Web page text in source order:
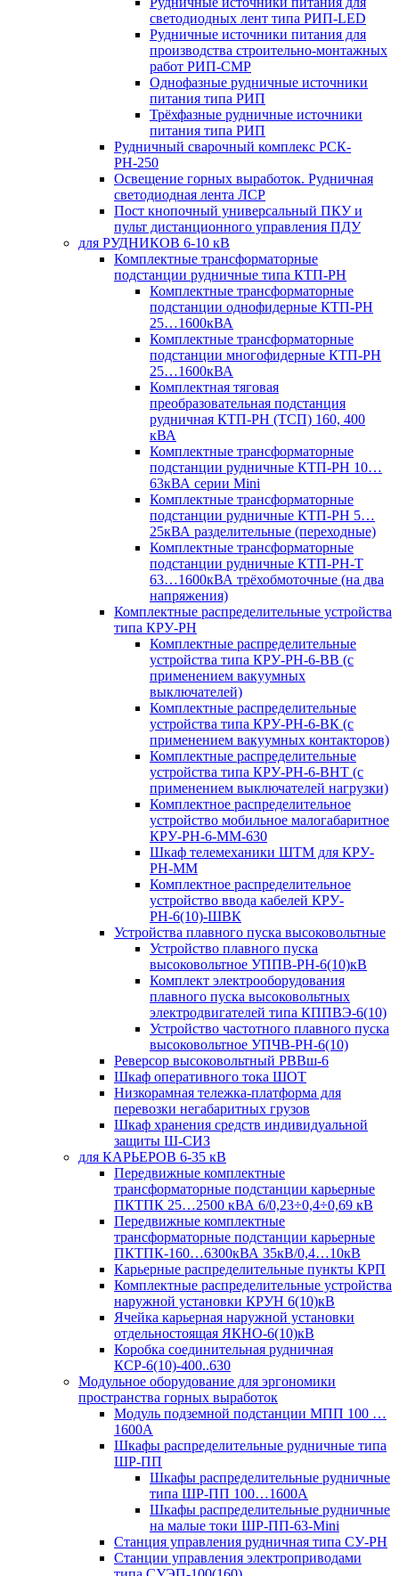
светодиодных лент типа РИП-LED
Рудничные источники питания для
производства строительно-монтажных
работ РИП-СМР
Однофазные рудничные источники
питания типа РИП
Трёхфазные рудничные источники
питания типа РИП
Рудничный сварочный комплекс РСК-
РН-250
Освещение горных выработок. Рудничная
светодиодная лента ЛСР
Пост кнопочный универсальный ПКУ и
пульт дистанционного управления ПДУ
для РУДНИКОВ 6-10 кВ
Комплектные трансформаторные
подстанции рудничные типа КТП-РН
Комплектные трансформаторные
подстанции однофидерные КТП-РН
25…1600кВА
Комплектные трансформаторные
подстанции многофидерные КТП-РН
25…1600кВА
Комплектная тяговая
преобразовательная подстанция
рудничная КТП-РН (ТСП) 160, 400
кВА
Комплектные трансформаторные
подстанции рудничные КТП-РН 10…
63кВА серии Mini
Комплектные трансформаторные
подстанции рудничные КТП-РН 5…
25кВА разделительные (переходные)
Комплектные трансформаторные
подстанции рудничные КТП-РН-Т
63…1600кВА трёхобмоточные (на два
напряжения)
Комплектные распределительные устройства
типа КРУ-РН
Комплектные распределительные
устройства типа КРУ-РН-6-ВВ (с
применением вакуумных
выключателей)
Комплектные распределительные
устройства типа КРУ-РН-6-ВК (с
применением вакуумных контакторов)
Комплектные распределительные
устройства типа КРУ-РН-6-ВНТ (с
применением выключателей нагрузки)
Комплектное распределительное
устройство мобильное малогабаритное
КРУ-РН-6-ММ-630
Шкаф телемеханики ШТМ для КРУ-
РН-ММ
Комплектное распределительное
устройство ввода кабелей КРУ-
РН-6(10)-ШВК
Устройства плавного пуска высоковольтные
Устройство плавного пуска
высоковольтное УППВ-РН-6(10)кВ
Комплект электрооборудования
плавного пуска высоковольтных
электродвигателей типа КППВЭ-6(10)
Устройство частотного плавного пуска
высоковольтное УПЧВ-РН-6(10)
Реверсор высоковольтный РВВш-6
Шкаф оперативного тока ШОТ
Низкорамная тележка-платформа для
перевозки негабаритных грузов
Шкаф хранения средств индивидуальной
защиты Ш-СИЗ
для КАРЬЕРОВ 6-35 кВ
Передвижные комплектные
трансформаторные подстанции карьерные
ПКТПК 25…2500 кВА 6/0,23÷0,4÷0,69 кВ
Передвижные комплектные
трансформаторные подстанции карьерные
ПКТПК-160…6300кВА 35кВ/0,4…10кВ
Карьерные распределительные пункты КРП
Комплектные распределительные устройства
наружной установки КРУН 6(10)кВ
Ячейка карьерная наружной установки
отдельностоящая ЯКНО-6(10)кВ
Коробка соединительная рудничная
КСР-6(10)-400..630
Модульное оборудование для эргономики
пространства горных выработок
Модуль подземной подстанции МПП 100 …
1600А
Шкафы распределительные рудничные типа
ШР-ПП
Шкафы распределительные рудничные
типа ШР-ПП 100…1600А
Шкафы распределительные рудничные
на малые токи ШР-ПП-63-Mini
Станция управления рудничная типа СУ-РН
Станции управления электроприводами